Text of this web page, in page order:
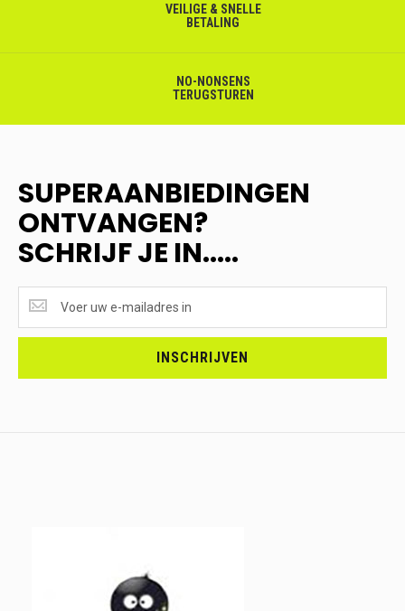
VEILIGE & SNELLE
BETALING
NO-NONSENS
TERUGSTUREN
SUPERAANBIEDINGEN
ONTVANGEN?
SCHRIJF JE IN.....
ONTVANGEN?
<br>SCHRIJF
INSCHRIJVEN